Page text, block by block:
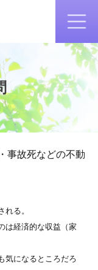
事故死などの不動
る。
は経済的な収益（家
気になるところだろ